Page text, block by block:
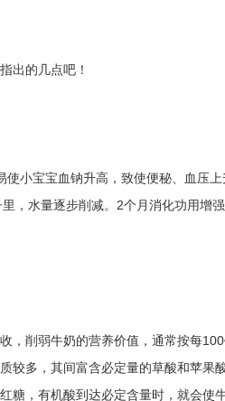
出的几点吧！
小宝宝血钠升高，致使便秘、血压
水量逐步削减。2个月消化功用增
，削弱牛奶的营养价值，通常按每
多，其间富含必定量的草酸和苹果
，有机酸到达必定含量时，就会使